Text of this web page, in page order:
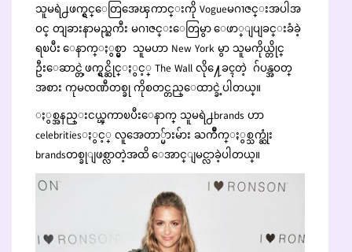
သူမရဲ႕ဖက္ရွင္ေတြအေၾကာင္းကို Vogueမဂၢဇင္းအပါအ
ဝင္ တျခားနာမည္ႀကီး မဂၢဇင္းေတြမွာ ေဖာ္ျပျခင္းခံခဲ့
ရၿပီး ေနာက္ႏွစ္မွာ သူမဟာ New York မွာ သူမကိုယ္တိုင္
ဦးေဆာင္တဲ့ဖက္ရွင္ဆိုင္ႏွင့္ The Wall လို႔ေခၚတဲ့ ဂ်ပန္အဝတ္
အစား ကုမၸဏီတစ္ခု ကိုစတင္တည္ေထာင္ခဲ့ပါတယ္။
ႏွစ္အနည္းငယ္ၾကာၿပီးေနာက္ သူမရဲ႕brands ဟာ
celebritiesႏွင့္ လူအေတာ္မ်ားမ်ား ႀကိဳက္ႏွစ္သက္ဆုံး
brandsတစ္ခုျဖစ္လာတဲ့အထိ ေအာင္ျမင္လာခဲ့ပါတယ္။